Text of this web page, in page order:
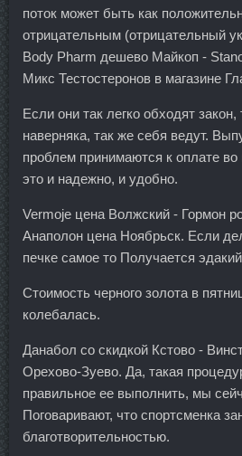
поток может быть как
отрицательным (отрицательный
Body Pharm дешево Майкоп -
Микс Тестостеронов в магазине
Если они так легко обходят закон,
наверняка, так же себя ведут.
проблем принимаются к оплате во
это и надежно, и удобно.
Vermoje цена Волжский - Гормон
Анаполон цена Ноябрьск. Если
печке самое то Получается
Стоимость черного золота в
колебалась.
Данабол со скидкой Кстово -
Орехово-Зуево. Да, такая
правильное ее выполнить, мы
Поговаривают, что спортсменка
благотворительностью.